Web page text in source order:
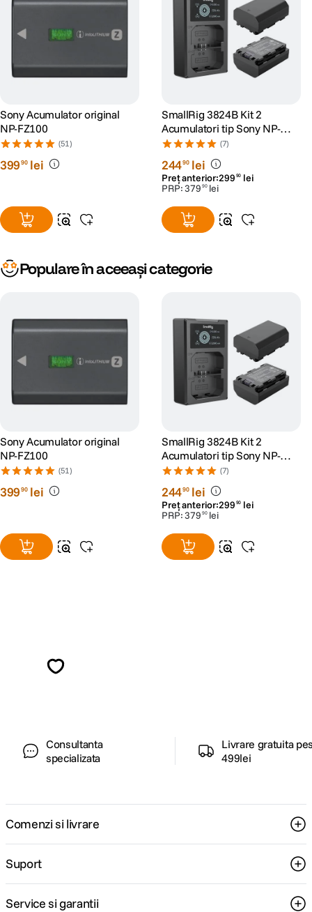
Sony Acumulator original
NP-FZ100
(51)
39990 lei
SmallRig 3824B Kit 2
Acumulatori tip Sony NP-
FZ100 si Incarcator
(7)
24490 lei
Preț anterior:299 90 lei
PRP:379 90 lei
Populare în aceeași categorie
Sony Acumulator original
NP-FZ100
(51)
39990 lei
SmallRig 3824B Kit 2
Acumulatori tip Sony NP-
FZ100 si Incarcator
(7)
24490 lei
Preț anterior:299 90 lei
PRP:379 90 lei
Consultanta
specializata
Livrare gratuita
499lei
Comenzi si livrare
Suport
Service si garantii